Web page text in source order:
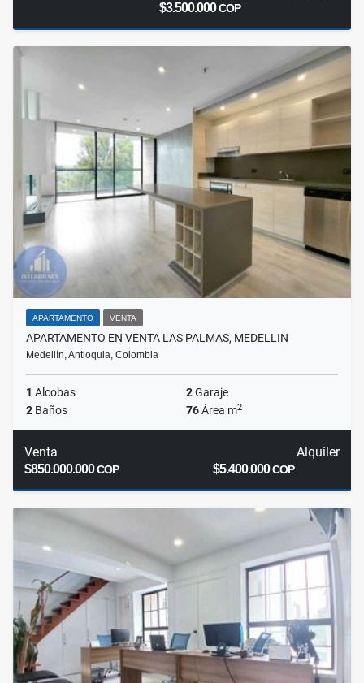
$3.500.000COP
APARTAMENTO VENTA
APARTAMENTO EN VENTA LAS PALMAS, MEDELLIN
Medellín, Antioquia, Colombia
1 Alcobas 2Garaje
2 Baños 76Área m2
Venta
$850.000.000COP
Alquiler
$5.400.000COP